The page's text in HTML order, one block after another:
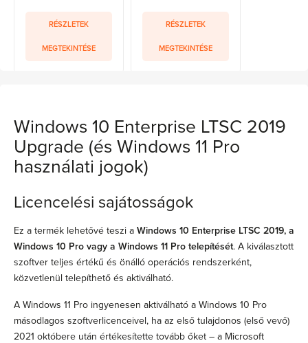
RÉSZLETEK
MEGTEKINTÉSE
RÉSZLETEK
MEGTEKINTÉSE
Windows 10 Enterprise LTSC 2019
Upgrade (és Windows 11 Pro
használati jogok)
Licencelési sajátosságok
Ez a termék lehetővé teszi a Windows 10 Enterprise LTSC 2019, a
Windows 10 Pro vagy a Windows 11 Pro telepítését. A kiválasztott
szoftver teljes értékű és önálló operációs rendszerként,
közvetlenül telepíthető és aktiválható.
A Windows 11 Pro ingyenesen aktiválható a Windows 10 Pro
másodlagos szoftverlicenceivel, ha az első tulajdonos (első vevő)
2021 októbere után értékesítette tovább őket – a Microsoft